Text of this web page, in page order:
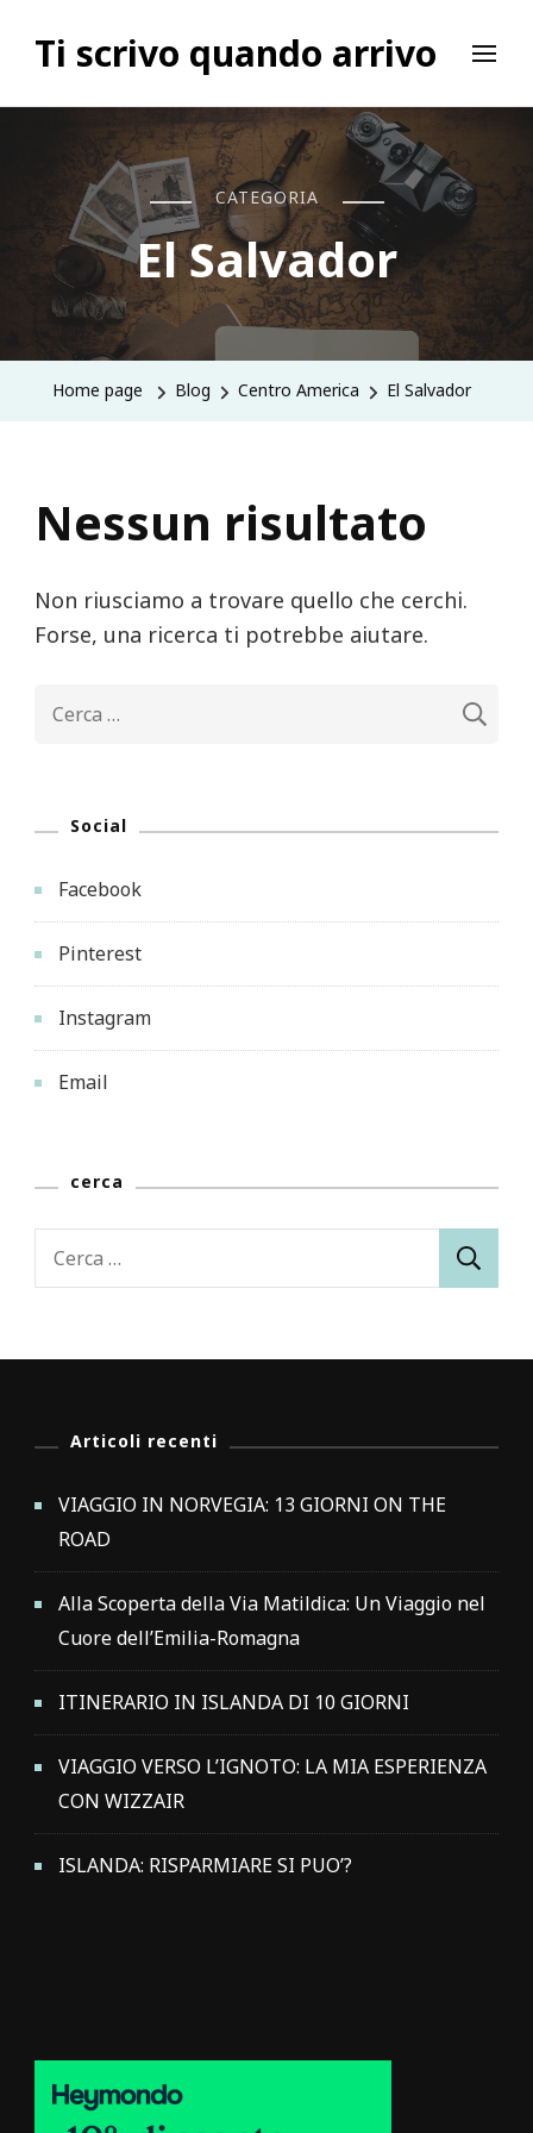
Ti scrivo quando arrivo
CATEGORIA
El Salvador
Home page Blog Centro America El Salvador
Nessun risultato
Non riusciamo a trovare quello che cerchi.
Forse, una ricerca ti potrebbe aiutare.
Social
Facebook
Pinterest
Instagram
Email
cerca
Articoli recenti
VIAGGIO IN NORVEGIA: 13 GIORNI ON THE
ROAD
Alla Scoperta della Via Matildica: Un Viaggio nel
Cuore dell’Emilia-Romagna
ITINERARIO IN ISLANDA DI 10 GIORNI
VIAGGIO VERSO L’IGNOTO: LA MIA ESPERIENZA
CON WIZZAIR
ISLANDA: RISPARMIARE SI PUO’?